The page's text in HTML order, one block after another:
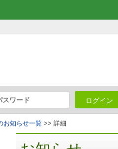
ログイン
お知らせ一覧 >> 詳細